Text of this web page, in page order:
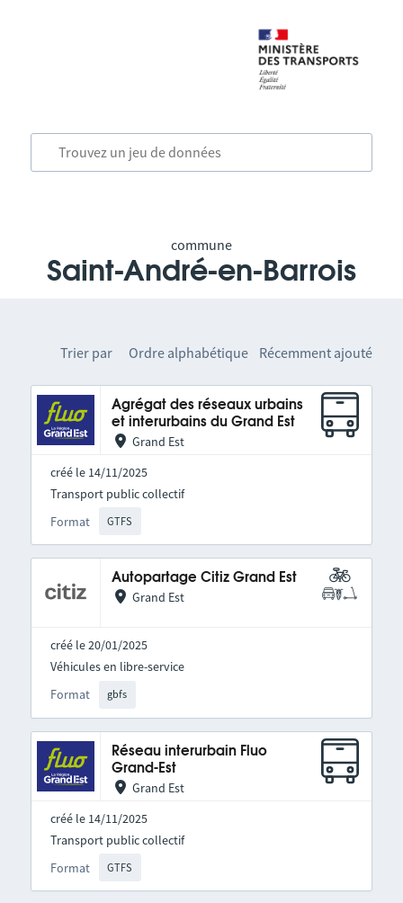
commune
Saint-André-en-Barrois
Trier par Ordre alphabétique Récemment ajouté
Agrégat des réseaux urbains
et interurbains du Grand Est
Grand Est
créé le 14/11/2025
Format GTFS
Transport public collectif
Autopartage Citiz Grand Est
Grand Est
créé le 20/01/2025
Format gbfs
Véhicules en libre-service
Réseau interurbain Fluo
Grand-Est
Grand Est
créé le 14/11/2025
Format GTFS
Transport public collectif